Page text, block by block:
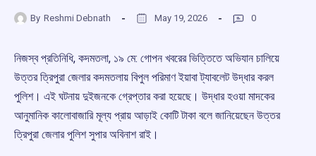
By Reshmi Debnath May 19, 2026 0
নিজস্ব প্রতিনিধি, কদমতলা, ১৯ মে: গোপন খবরের ভিত্তিতে অভিযান চালিয়ে
উত্তর ত্রিপুরা জেলার কদমতলায় বিপুল পরিমাণ ইয়াবা ট্যাবলেট উদ্ধার করল
পুলিশ। এই ঘটনায় দুইজনকে গ্রেপ্তার করা হয়েছে। উদ্ধার হওয়া মাদকের
আনুমানিক কালোবাজারি মূল্য প্রায় আড়াই কোটি টাকা বলে জানিয়েছেন উত্তর
ত্রিপুরা জেলার পুলিশ সুপার অবিনাশ রাই।